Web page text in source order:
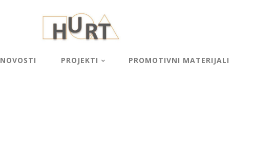
NOVOSTI PROJEKTI PROMOTIVNI MATERIJALI